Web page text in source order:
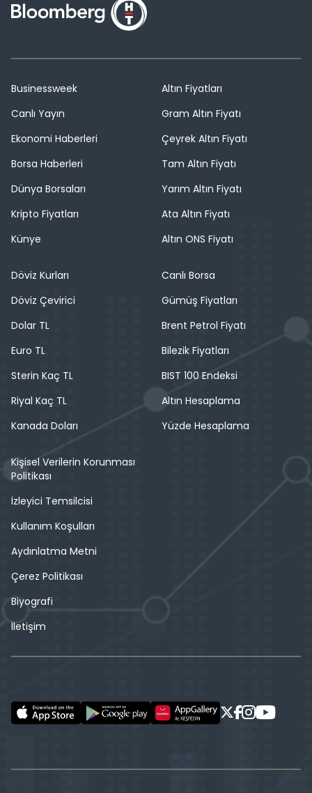
Businessweek
Canlı Yayın
Ekonomi Haberleri
Borsa Haberleri
Dünya Borsaları
Kripto Fiyatları
Künye
Altın Fiyatları
Gram Altın Fiyatı
Çeyrek Altın Fiyatı
Tam Altın Fiyatı
Yarım Altın Fiyatı
Ata Altın Fiyatı
Altın ONS Fiyatı
Döviz Kurları
Döviz Çevirici
Dolar TL
Euro TL
Sterin Kaç TL
Riyal Kaç TL
Kanada Doları
Canlı Borsa
Gümüş Fiyatları
Brent Petrol Fiyatı
Bilezik Fiyatları
BIST 100 Endeksi
Altın Hesaplama
Yüzde Hesaplama
Kişisel Verilerin Korunması
Politikası
İzleyici Temsilcisi
Kullanım Koşulları
Aydınlatma Metni
Çerez Politikası
Biyografi
İletişim